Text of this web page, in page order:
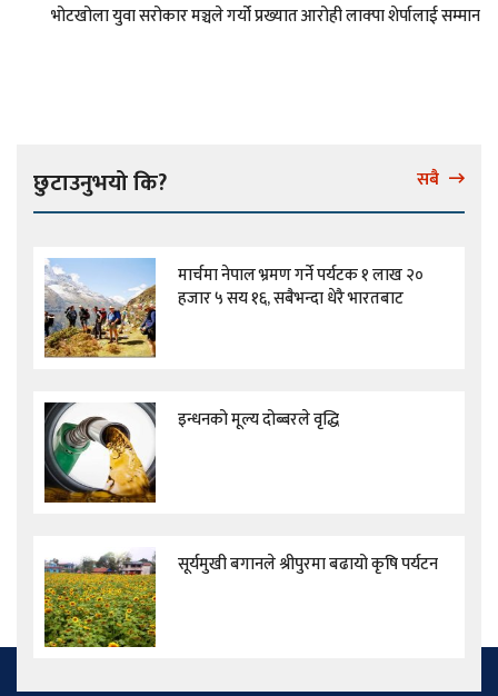
भोटखोला युवा सरोकार मञ्चले गर्यो प्रख्यात आरोही लाक्पा शेर्पालाई सम्मान
छुटाउनुभयो कि? सबै
मार्चमा नेपाल भ्रमण गर्ने पर्यटक १ लाख २०
हजार ५ सय १६, सबैभन्दा धेरै भारतबाट
इन्धनको मूल्य दोब्बरले वृद्धि
सूर्यमुखी बगानले श्रीपुरमा बढायो कृषि पर्यटन